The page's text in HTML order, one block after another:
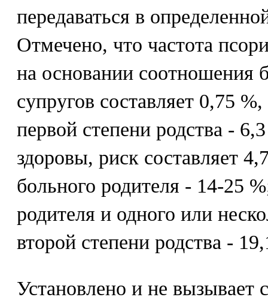
передаваться в
Отмечено, что частота
на основании соотношения
супругов составляет 0,75
первой степени родства -
здоровы, риск составляет
больного родителя - 14-25
родителя и одного или
второй степени родства -
Установлено и не вызывает